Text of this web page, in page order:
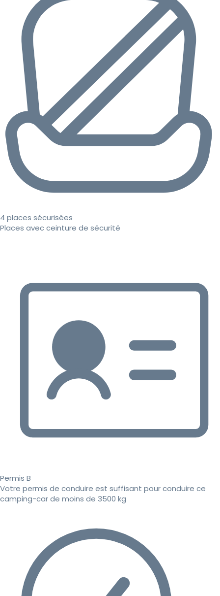
4 places sécurisées
Places avec ceinture de sécurité
Permis B
Votre permis de conduire est suffisant pour conduire ce
camping-car de moins de 3500 kg